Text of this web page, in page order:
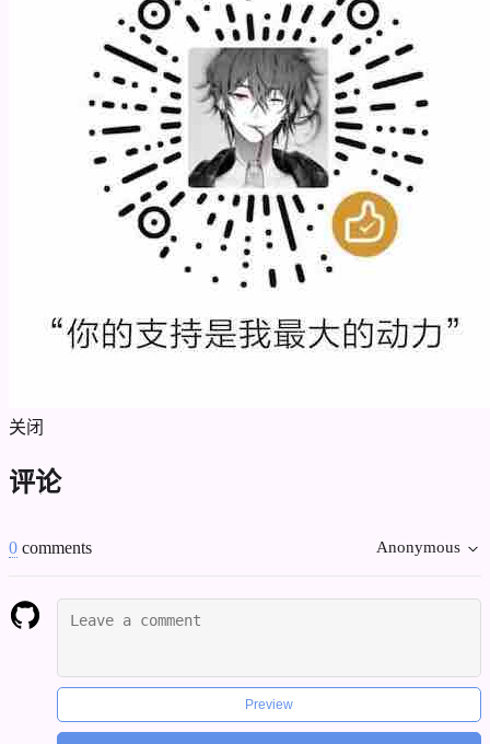
关闭
评论
0 comments Anonymous
Preview